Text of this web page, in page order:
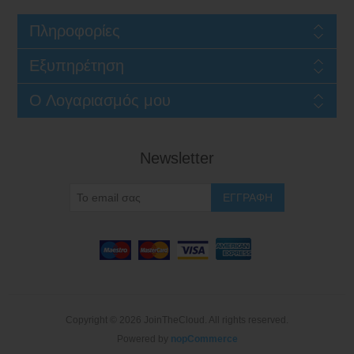
Πληροφορίες
Εξυπηρέτηση
Ο Λογαριασμός μου
Newsletter
nopCommerce